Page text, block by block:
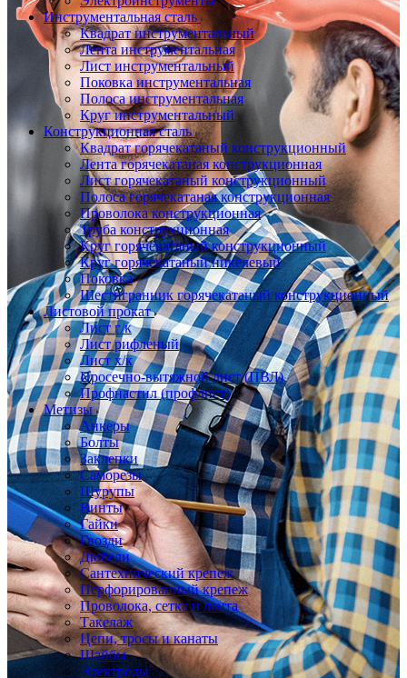
Инструментальная сталь
Квадрат инструментальный
Лента инструментальная
Лист инструментальный
Поковка инструментальная
Полоса инструментальная
Круг инструментальный
Конструкционная сталь
Квадрат горячекатаный конструкционный
Лента горячекатаная конструкционная
Лист горячекатаный конструкционный
Полоса горячекатаная конструкционная
Проволока конструкционная
Труба конструкционная
Круг горячекатаный конструкционный
Круг горячекатаный никелевый
Поковка
Шестигранник горячекатаный конструкционный
Листовой прокат
Лист г/к
Лист рифленый
Лист х/к
Просечно-вытяжной лист (ПВЛ)
Профнастил (профлист)
Метизы
Анкеры
Болты
Заклепки
Саморезы
Шурупы
Винты
Гайки
Гвозди
Дюбели
Сантехнический крепеж
Перфорированный крепеж
Проволока, сетка и лента
Такелаж
Цепи, тросы и канаты
Шайбы
Электроды